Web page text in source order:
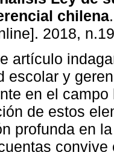
chilena.
2018,
artículo
escolar y
en el
de estos
profunda en